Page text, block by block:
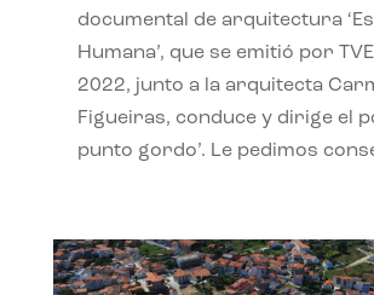
documental de arquitectura
Humana’, que se emitió por
2022, junto a la arquitecta
Figueiras, conduce y dirige el
punto gordo’. Le pedimos